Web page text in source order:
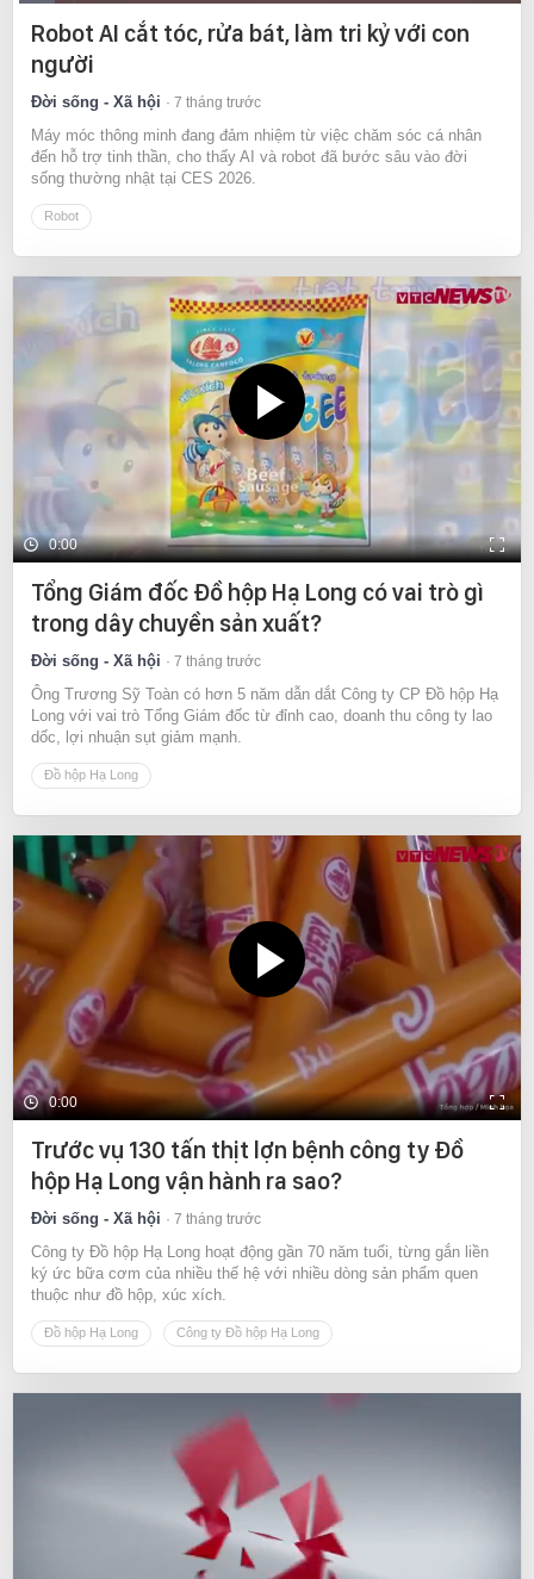
Current
Time
0:06 Duration
8:01
Robot AI cắt tóc, rửa bát, làm tri kỷ với con
người
Đời sống - Xã hội 7 tháng trước
Máy móc thông minh đang đảm nhiệm từ việc chăm sóc cá nhân
đến hỗ trợ tinh thần, cho thấy AI và robot đã bước sâu vào đời
sống thường nhật tại CES 2026.
Robot
0:00
Tổng Giám đốc Đồ hộp Hạ Long có vai trò gì
trong dây chuyền sản xuất?
Đời sống - Xã hội 7 tháng trước
Ông Trương Sỹ Toàn có hơn 5 năm dẫn dắt Công ty CP Đồ hộp Hạ
Long với vai trò Tổng Giám đốc từ đỉnh cao, doanh thu công ty lao
dốc, lợi nhuận sụt giảm mạnh.
Đồ hộp Hạ Long
0:00
Trước vụ 130 tấn thịt lợn bệnh công ty Đồ
hộp Hạ Long vận hành ra sao?
Đời sống - Xã hội 7 tháng trước
Công ty Đồ hộp Hạ Long hoạt động gần 70 năm tuổi, từng gắn liền
ký ức bữa cơm của nhiều thế hệ với nhiều dòng sản phẩm quen
thuộc như đồ hộp, xúc xích.
Đồ hộp Hạ Long Công ty Đồ hộp Hạ Long